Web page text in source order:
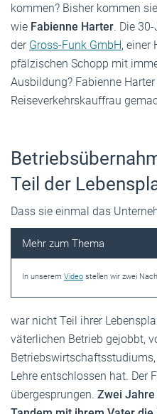
kommen? Bisher kommen
wie Fabienne Harter. Die
der Gross-Funk GmbH, einer
pfälzischen Schopp mit
Ausbildung? Fabienne
Reiseverkehrskauffrau
Teil der
Dass sie einmal
In unserem Video stellen wir zwei
das
war nicht Teil ihrer
väterlichen Betrieb gejobbt,
Lehre entschlossen hat. Der
übergesprungen. Zwei